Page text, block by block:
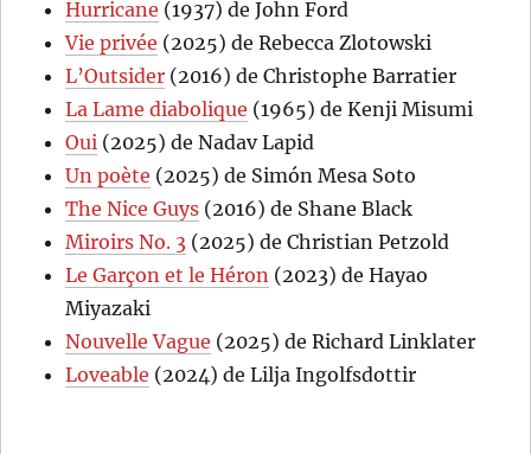
Hurricane (1937) de John Ford
Vie privée (2025) de Rebecca Zlotowski
L’Outsider (2016) de Christophe Barratier
La Lame diabolique (1965) de Kenji Misumi
Oui (2025) de Nadav Lapid
Un poète (2025) de Simón Mesa Soto
The Nice Guys (2016) de Shane Black
Miroirs No. 3 (2025) de Christian Petzold
Le Garçon et le Héron (2023) de Hayao
Miyazaki
Nouvelle Vague (2025) de Richard Linklater
Loveable (2024) de Lilja Ingolfsdottir